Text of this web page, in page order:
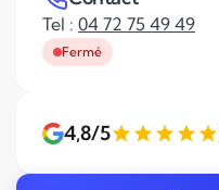
Tel : 04 72 75 49 49
Fermé
4,8/5